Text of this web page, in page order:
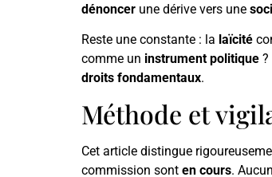
dénoncer une dérive vers une
Reste une constante : la laïcité
comme un instrument politique ?
droits fondamentaux.
Méthode et
Cet article distingue
commission sont en cours.